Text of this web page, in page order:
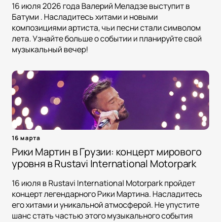
16 июля 2026 года Валерий Меладзе выступит в
Батуми . Насладитесь хитами и новыми
композициями артиста, чьи песни стали символом
лета. Узнайте больше о событии и планируйте свой
музыкальный вечер!
16 марта
Рики Мартин в Грузии: концерт мирового
уровня в Rustavi International Motorpark
16 июля в Rustavi International Motorpark пройдет
концерт легендарного Рики Мартина. Насладитесь
его хитами и уникальной атмосферой. Не упустите
шанс стать частью этого музыкального события